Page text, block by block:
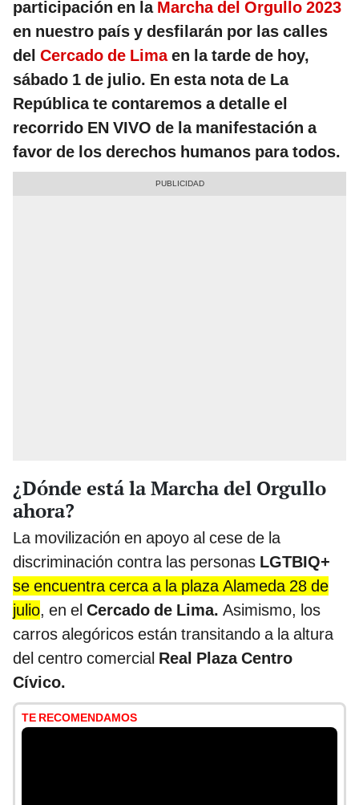
participación en la Marcha del Orgullo 2023
en nuestro país y desfilarán por las calles
del Cercado de Limaen la tarde de hoy,
sábado 1 de julio. En esta nota de La
República te contaremos a detalle el
recorrido EN VIVO de la manifestación a
favor de los derechos humanos para todos.
¿Dónde está la Marcha del Orgullo
ahora?
La movilización en apoyo al cese de la
discriminación contra las personas LGTBIQ+
se encuentra cerca a la plaza Alameda 28 de
julio, en el Cercado de Lima. Asimismo, los
carros alegóricos están transitando a la altura
del centro comercial Real Plaza Centro
Cívico.
TE RECOMENDAMOS